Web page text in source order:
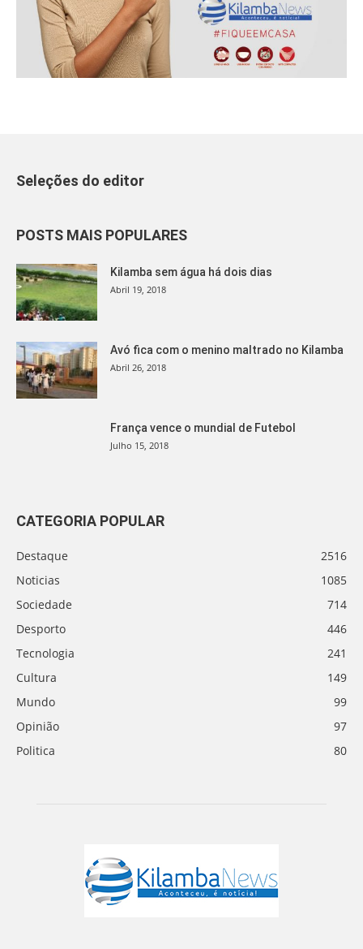
Seleções do editor
POSTS MAIS POPULARES
Kilamba sem água há dois dias
Abril 19, 2018
Avó fica com o menino maltrado no Kilamba
Abril 26, 2018
França vence o mundial de Futebol
Julho 15, 2018
CATEGORIA POPULAR
Destaque
2516
Noticias
1085
Sociedade
714
Desporto
446
Tecnologia
241
Cultura
149
Mundo
99
Opinião
97
Politica
80